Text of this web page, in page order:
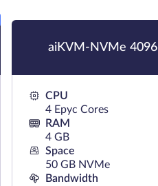
aiKVM-NVMe 4096
CPU
4 Epyc Cores
RAM
4 GB
Space
50 GB NVMe
Bandwidth